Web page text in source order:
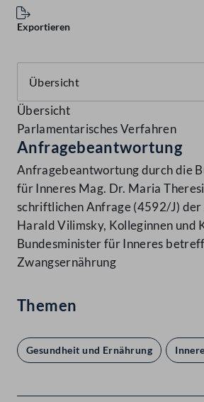
Exportieren
Übersicht
Parlamentarisches Verfahren
Anfragebeantwortung
Anfragebeantwortung durch die
für Inneres Mag. Dr. Maria
schriftlichen Anfrage (4592/J)
Harald Vilimsky, Kolleginnen und
Bundesminister für Inneres
Zwangsernährung
Themen
Gesundheit und Ernährung